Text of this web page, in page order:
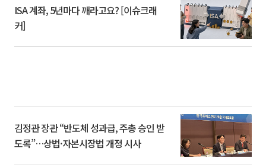
ISA 계좌, 5년마다 깨라고요? [이슈크래
커]
김정관 장관 “반도체 성과급, 주총 승인 받
도록”…상법·자본시장법 개정 시사